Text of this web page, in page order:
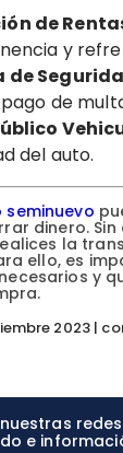
de
y
de
de
del auto.
dinero. Sin
la
ello, es
y
2023 |
e